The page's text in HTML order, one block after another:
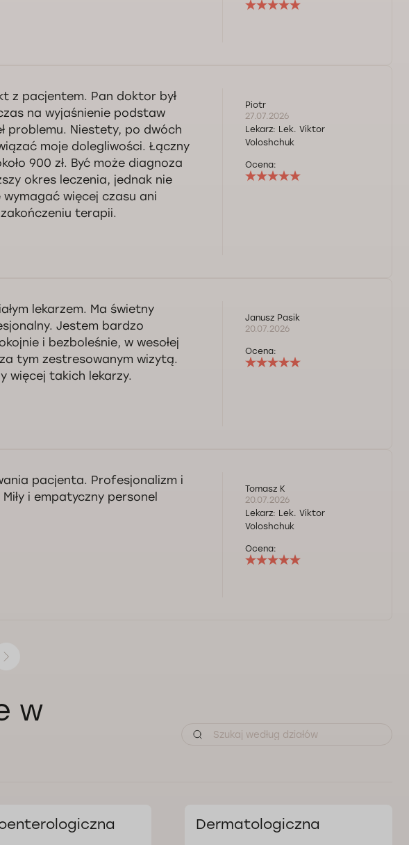
z pacjentem. Pan doktor był
na wyjaśnienie podstaw
problemu. Niestety, po dwóch
moje dolegliwości. Łączny
900 zł. Być może diagnoza
okres leczenia, jednak nie
więcej czasu ani
terapii.
Piotr
27.07.2026
Lekarz: Lek. Viktor
Voloshchuk
Ocena:
lekarzem. Ma świetny
Jestem bardzo
i bezboleśnie, w wesołej
tym zestresowanym wizytą.
więcej takich lekarzy.
Janusz Pasik
20.07.2026
Ocena:
pacjenta. Profesjonalizm i
i empatyczny personel
Tomasz K
20.07.2026
Lekarz: Lek. Viktor
Voloshchuk
Ocena:
w
Dermatologiczna